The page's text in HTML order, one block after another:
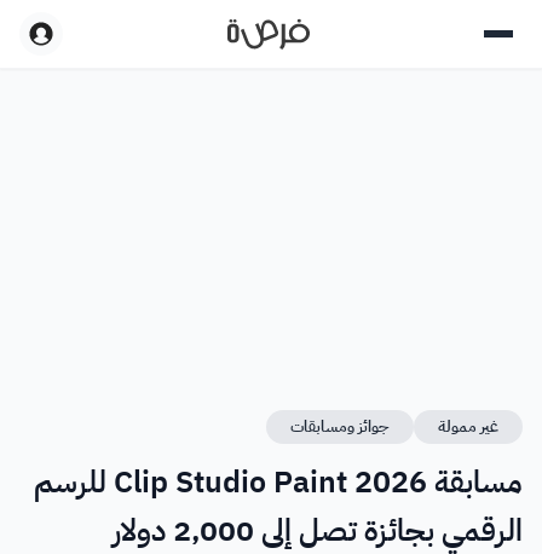
غير ممولة جوائز ومسابقات
مسابقة Clip Studio Paint 2026 للرسم
الرقمي بجائزة تصل إلى 2,000 دولار